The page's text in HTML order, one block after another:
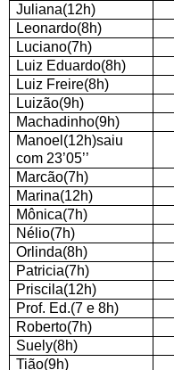
Juliana(12h)
Leonardo(8h)
Luciano(7h)
Luiz Eduardo(8h)
Luiz Freire(8h)
Luizão(9h)
Machadinho(9h)
Manoel(12h)saiu
com 23’05’’
Marcão(7h)
Marina(12h)
Mônica(7h)
Nélio(7h)
Orlinda(8h)
Patricia(7h)
Priscila(12h)
Prof. Ed.(7 e 8h)
Roberto(7h)
Suely(8h)
Tião(9h)